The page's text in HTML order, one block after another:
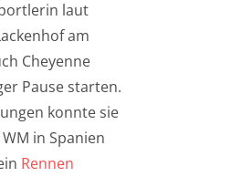
laut
am
Cheyenne
Pause starten.
konnte sie
in Spanien
Rennen